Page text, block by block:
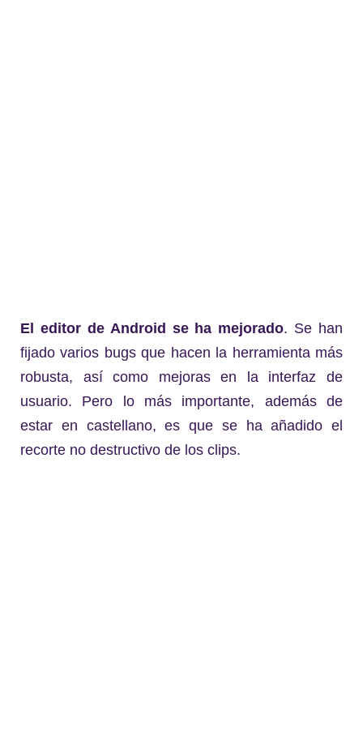
El editor de Android se ha mejorado. Se han
fijado varios bugs que hacen la herramienta más
robusta, así como mejoras en la interfaz de
usuario. Pero lo más importante, además de
estar en castellano, es que se ha añadido el
recorte no destructivo de los clips.